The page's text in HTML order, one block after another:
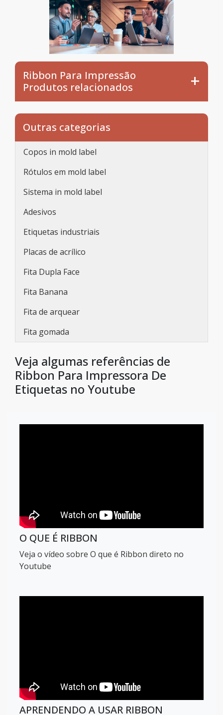
Ribbon Para Impressão
Produtos relacionados
Outras categorias
Copos in mold label
Rótulos em mold label
Sistema in mold label
Adesivos
Etiquetas industriais
Placas de acrílico
Fita Dupla Face
Fita Banana
Fita de arquear
Fita gomada
Veja algumas referências de
Ribbon Para Impressora De
Etiquetas no Youtube
O QUE É RIBBON
Veja o vídeo sobre O que é Ribbon direto no
Youtube
APRENDENDO A USAR RIBBON